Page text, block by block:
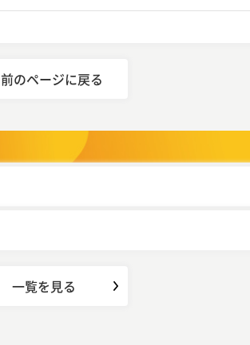
前のページに戻る
一覧を見る